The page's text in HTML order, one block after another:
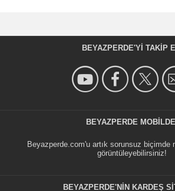
BEYAZPERDE'YI TAKIP
BEYAZPERDE
Beyazperde.com'u artık sorunsuz biçimde
görüntüleyebilirsiniz!
BEYAZPERDE'NIN KARDEŞ